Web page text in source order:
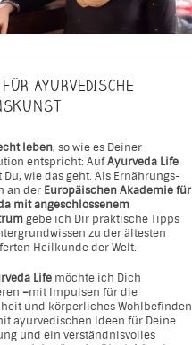
AYURVEDISCHE
leben, so wie es Deiner
entspricht: AufAyurveda Life
Du, wie das geht. Als Ernährungs-
an der Europäischen Akademie für
mit angeschlossenem
gebe ich Dir praktische Tipps
zu der ältesten
Heilkunde der Welt.
Life möchte ich Dich
–mit Impulsen für die
und körperliches Wohlbefinden
ayurvedischen Ideen für Deine
und ein verständnisvolles